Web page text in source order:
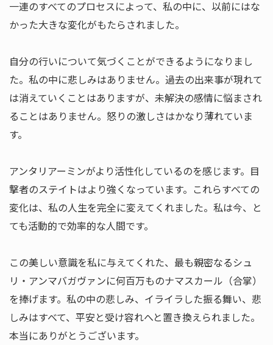
一連のすべてのプロセスによって、私の中に、以前にはな
かった大きな変化がもたらされました。
自分の行いについて気づくことができるようになりまし
た。私の中に悲しみはありません。過去の出来事が現れて
は消えていくことはありますが、未解決の感情に悩まされ
ることはありません。怒りの激しさはかなり薄れていま
す。
アンタリアーミンがより活性化しているのを感じます。目
撃者のステイトはより強くなっています。これらすべての
変化は、私の人生を完全に変えてくれました。私は今、と
ても活動的で効率的な人間です。
この美しい意識を私に与えてくれた、最も親密なるシュ
リ・アンマバガヴァンに何百万ものナマスカール（合掌）
を捧げます。私の中の悲しみ、イライラした振る舞い、悲
しみはすべて、平安と受け容れへと置き換えられました。
本当にありがとうございます。